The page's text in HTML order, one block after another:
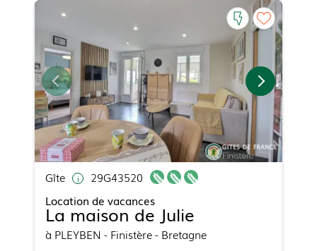
Gîte
29G43520
Location de vacances
La maison de Julie
à PLEYBEN - Finistère - Bretagne